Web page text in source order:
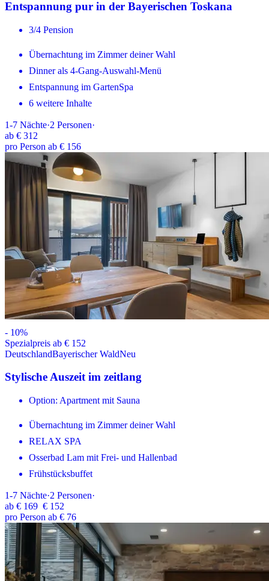
Entspannung pur in der Bayerischen Toskana
3/4 Pension
Übernachtung im Zimmer deiner Wahl
Dinner als 4-Gang-Auswahl-Menü
Entspannung im GartenSpa
6 weitere Inhalte
1-7 Nächte·2 Personen·
ab € 312
pro Person ab € 156
- 10%
Spezialpreis ab € 152
DeutschlandBayerischer WaldNeu
Stylische Auszeit im zeitlang
Option: Apartment mit Sauna
Übernachtung im Zimmer deiner Wahl
RELAX SPA
Osserbad Lam mit Frei- und Hallenbad
Frühstücksbuffet
1-7 Nächte·2 Personen·
ab € 169 € 152
pro Person ab € 76